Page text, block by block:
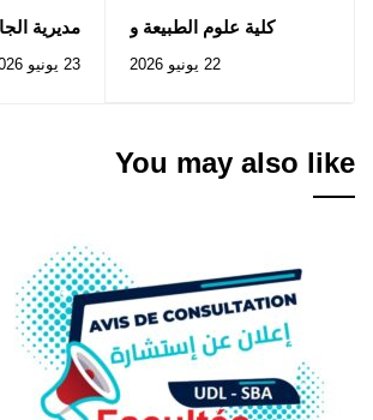
كلية علوم الطبيعة و
المؤقت للصفقة المتعلقة
22 يونيو 2026
مديرية
/2026
23 يونيو 2026
You may also like